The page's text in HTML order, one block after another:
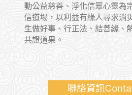
動公益慈善、淨化信眾心靈為
信道場，以利益有緣人尋求消
生做好事、行正法、結善緣、
共證道果。
聯絡資訊